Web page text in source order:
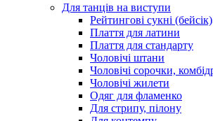
Для танців на виступи
Рейтингові сукні (бейсік)
Плаття для латини
Плаття для стандарту
Чоловічі штани
Чоловічі сорочки,
Чоловічі жилети
Одяг для фламенко
Для стрипу, пілону